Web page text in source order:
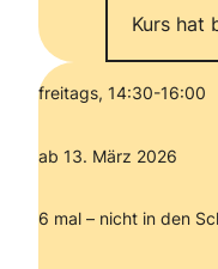
Kurs hat
freitags, 14:30-16:00
ab 13. März 2026
6 mal – nicht in den